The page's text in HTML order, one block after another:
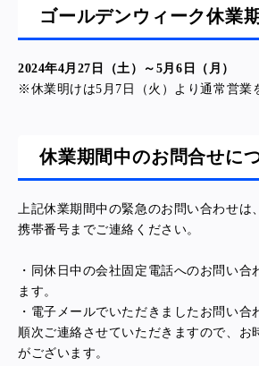
ゴールデンウィーク休業
2024年4月27日（土）～5月6日（月）
※休業明けは5月7日（火）より通常営業
休業期間中のお問合せに
上記休業期間中の緊急のお問い合わせは
携帯番号までご連絡ください。
・同休日中の会社固定電話へのお問い合
ます。
・電子メールでいただきましたお問い合
順次ご連絡させていただきますので、お
がございます。